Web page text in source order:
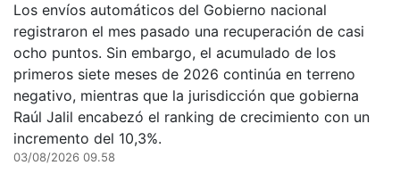
Los envíos automáticos del Gobierno nacional
registraron el mes pasado una recuperación de casi
ocho puntos. Sin embargo, el acumulado de los
primeros siete meses de 2026 continúa en terreno
negativo, mientras que la jurisdicción que gobierna
Raúl Jalil encabezó el ranking de crecimiento con un
incremento del 10,3%.
03/08/2026 09.58